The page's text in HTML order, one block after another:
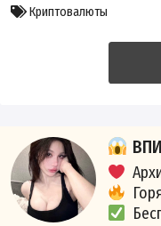
Криптовалюты